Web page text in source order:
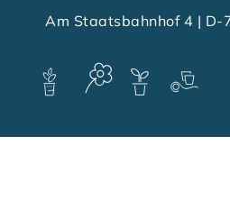
Am Staatsbahnhof 4 | D-